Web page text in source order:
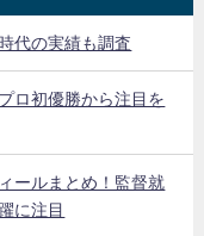
代の実績も調査
ロ初優勝から注目を
ールまとめ！監督就
に注目